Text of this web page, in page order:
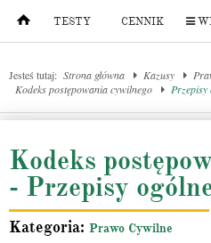
TESTY CENNIK
Jesteś tutaj: Strona główna Kazusy
Kodeks postępowania cywilnego
Przepisy
Kodeks
- Przepisy
Kategoria: Prawo Cywilne